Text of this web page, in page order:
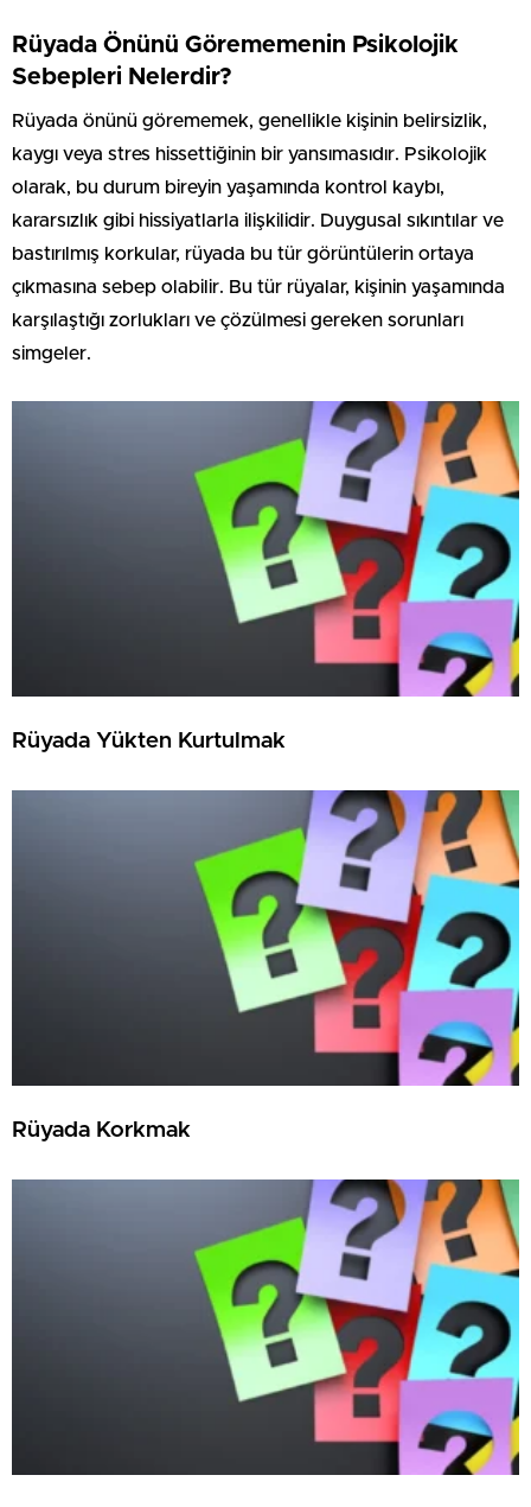
Rüyada Önünü Görememenin Psikolojik
Sebepleri Nelerdir?
Rüyada önünü görememek, genellikle kişinin belirsizlik,
kaygı veya stres hissettiğinin bir yansımasıdır. Psikolojik
olarak, bu durum bireyin yaşamında kontrol kaybı,
kararsızlık gibi hissiyatlarla ilişkilidir. Duygusal sıkıntılar ve
bastırılmış korkular, rüyada bu tür görüntülerin ortaya
çıkmasına sebep olabilir. Bu tür rüyalar, kişinin yaşamında
karşılaştığı zorlukları ve çözülmesi gereken sorunları
simgeler.
Rüyada Yükten Kurtulmak
Rüyada Korkmak